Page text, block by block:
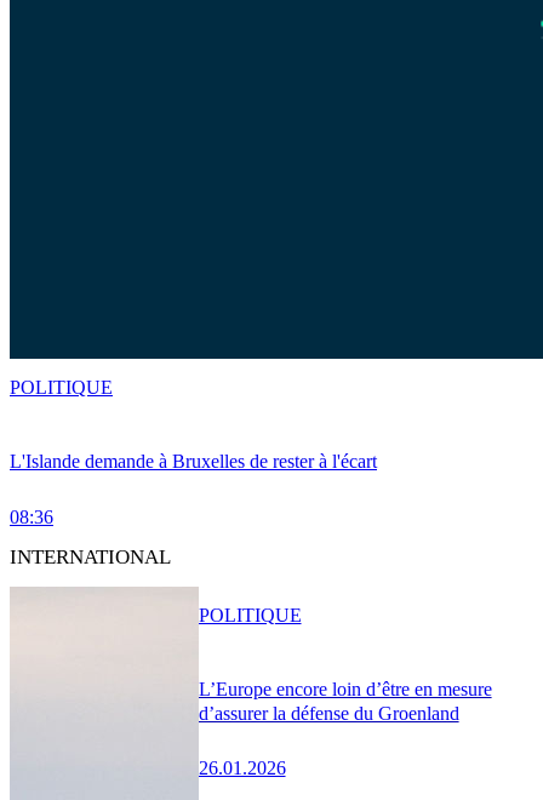
L'Islande demande à Bruxelles de rester à l'écart
08:36
POLITIQUE
INTERNATIONAL
L’Europe encore loin d’être en mesure
d’assurer la défense du Groenland
26.01.2026
POLITIQUE